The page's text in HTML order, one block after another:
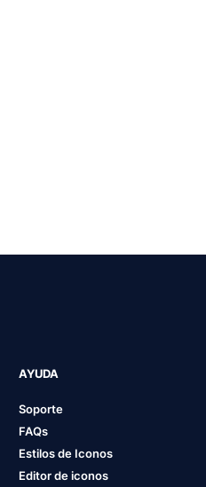
AYUDA
Soporte
FAQs
Estilos de Iconos
Editor de iconos